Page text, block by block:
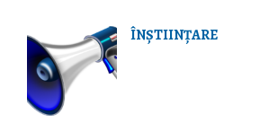
ÎNȘTIINȚARE